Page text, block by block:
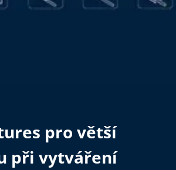
pro větší
při vytváření